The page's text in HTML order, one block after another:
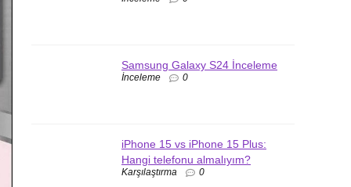
Samsung Galaxy S24 İnceleme
İnceleme 0
iPhone 15 vs iPhone 15 Plus:
Hangi telefonu almalıyım?
Karşılaştırma 0